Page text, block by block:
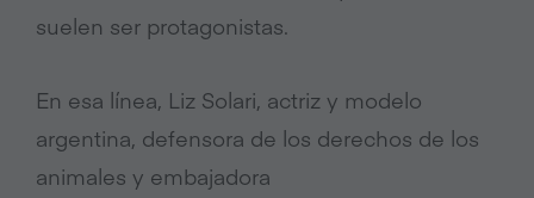
suelen ser protagonistas.
En esa línea, Liz Solari, actriz y modelo
argentina, defensora de los derechos de los
animales y embajadora